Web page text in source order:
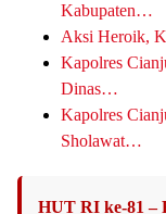
Kabupaten…
Aksi Heroik,
Kapolres
Dinas…
Kapolres
Sholawat…
HUT RI ke-81 –